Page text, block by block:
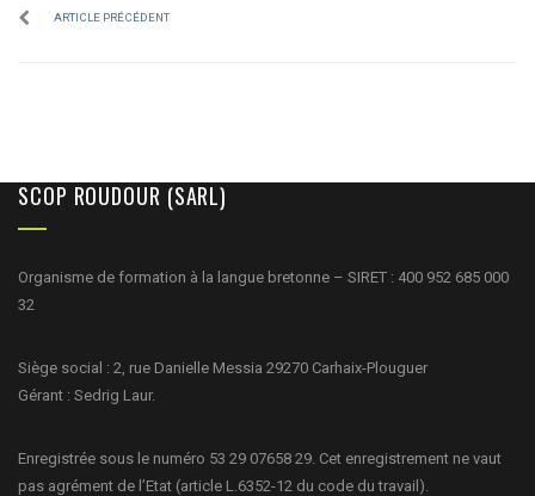
ARTICLE PRÉCÉDENT
SCOP ROUDOUR (SARL)
Organisme de formation à la langue bretonne – SIRET : 400 952 685 000
32
Siège social : 2, rue Danielle Messia 29270 Carhaix-Plouguer
Gérant : Sedrig Laur.
Enregistrée sous le numéro 53 29 07658 29. Cet enregistrement ne vaut
pas agrément de l’Etat (article L.6352-12 du code du travail).